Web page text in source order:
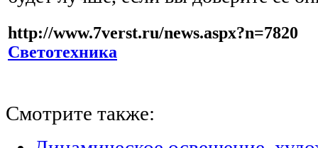
http://www.7verst.ru/news.aspx?n=7820
Светотехника
Смотрите также: